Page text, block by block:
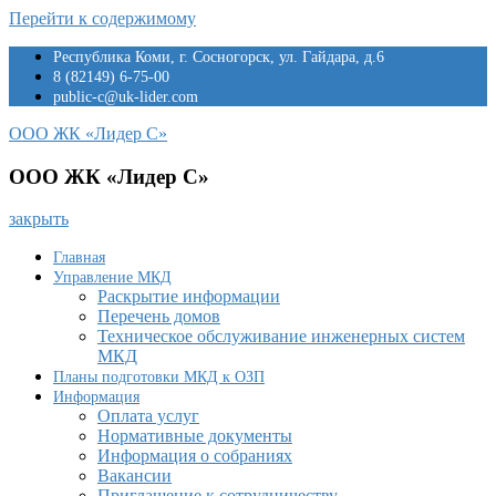
Перейти к содержимому
Республика Коми, г. Сосногорск, ул. Гайдара, д.6
8 (82149) 6-75-00
public-c@uk-lider.com
ООО ЖК «Лидер С»
ООО ЖК «Лидер С»
закрыть
Главная
Управление МКД
Раскрытие информации
Перечень домов
Техническое обслуживание инженерных систем
МКД
Планы подготовки МКД к ОЗП
Информация
Оплата услуг
Нормативные документы
Информация о собраниях
Вакансии